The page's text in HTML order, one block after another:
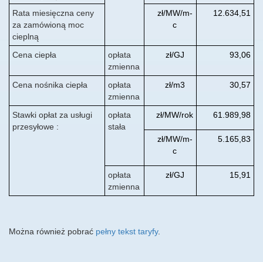
Rata miesięczna ceny
za zamówioną moc
cieplną
zł/MW/m-
c
12.634,51
Cena ciepła
opłata
zmienna
zł/GJ 93,06
Cena nośnika ciepła
opłata
zmienna
zł/m3 30,57
Stawki opłat za usługi
przesyłowe :
opłata
stała
zł/MW/rok 61.989,98
zł/MW/m-
c
5.165,83
opłata
zmienna
zł/GJ 15,91
Można również pobrać pełny tekst taryfy.